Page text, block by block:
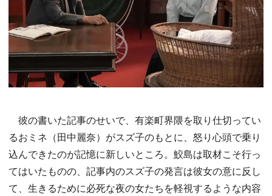
彼の書いた記事のせいで、有楽町界隈を取り仕切ってい
るおミネ（田中麗奈）がスズ子のもとに、怒り心頭で乗り
込んできたのが記憶に新しいところ。鮫島は取材こそ行っ
てはいたものの、記事内のスズ子の発言は彼女の意に反し
て、生きるために必死な夜の女たちを軽視するような内容